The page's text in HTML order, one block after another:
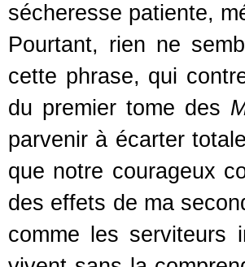
sécheresse patiente,
Pourtant, rien ne
cette phrase, qui
du premier tome des
parvenir à écarter
que notre courageux
des effets de ma
comme les serviteurs